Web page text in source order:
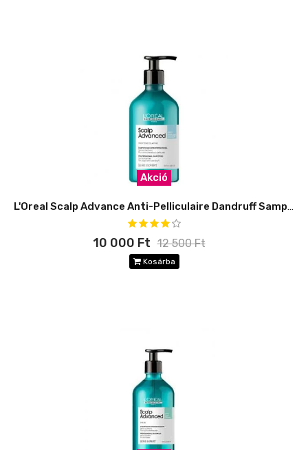
Akció
L'Oreal Scalp Advance Anti-Pelliculaire Dandruff Sampon 500ml
10 000 Ft 12 500 Ft
Kosárba